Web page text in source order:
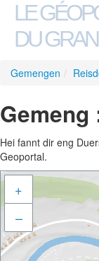
LE
DU
Gemengen /
Hei fannt dir eng
Geoportal.
+
–